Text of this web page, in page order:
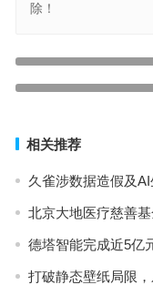
除！
相关推荐
久雀涉数据造假及
北京大地医疗慈善
德塔智能完成近5亿
打破静态壁纸局限